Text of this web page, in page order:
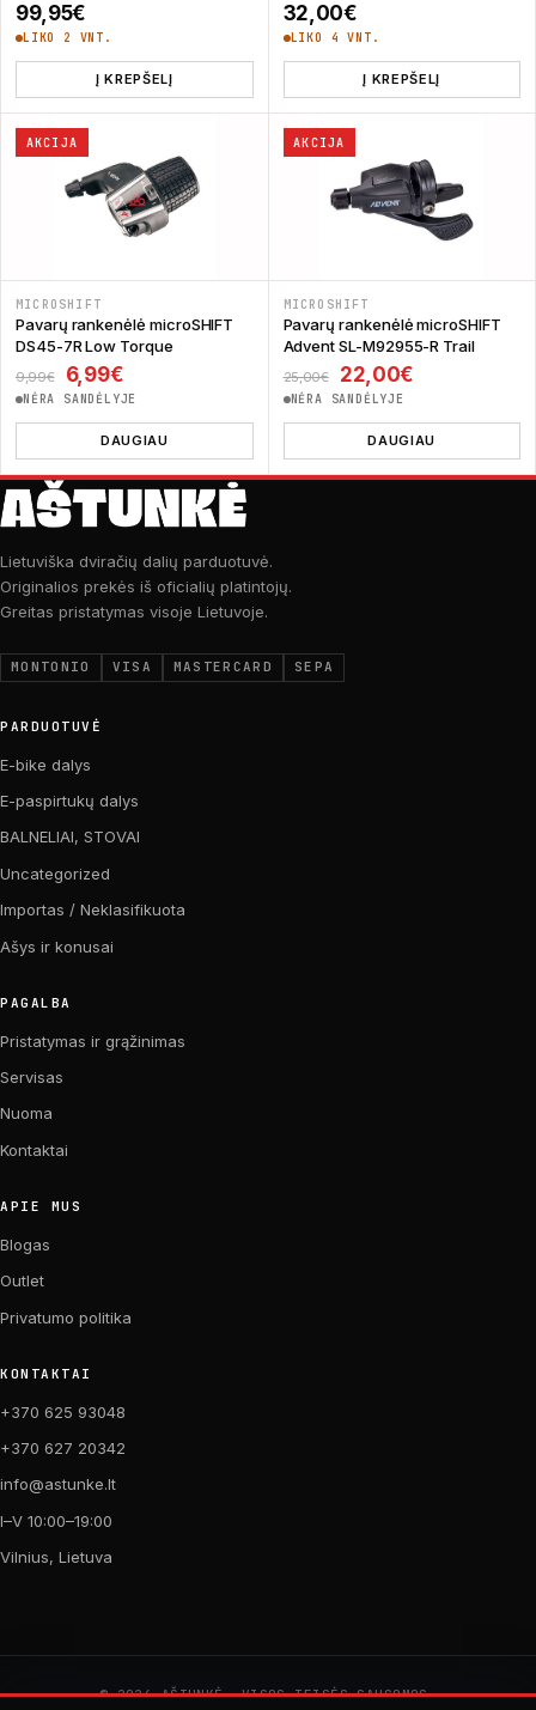
99,95€
LIKO 2 VNT.
Į KREPŠELĮ
32,00€
LIKO 4 VNT.
Į KREPŠELĮ
AKCIJA
MICROSHIFT
Pavarų rankenėlė microSHIFT
DS45-7R Low Torque
9,99€ Original price was: 9,99€.
6,99€Current price is: 6,99€.
NĖRA SANDĖLYJE
DAUGIAU
AKCIJA
MICROSHIFT
Pavarų rankenėlė microSHIFT
Advent SL-M92955-R Trail
25,00€ Original price was:
22,00€
NĖRA SANDĖLYJE
DAUGIAU
Lietuviška dviračių dalių parduotuvė.
Originalios prekės iš oficialių platintojų.
Greitas pristatymas visoje Lietuvoje.
MONTONIO VISA MASTERCARD SEPA
PARDUOTUVĖ
E-bike dalys
E-paspirtukų dalys
BALNELIAI, STOVAI
Uncategorized
Importas / Neklasifikuota
Ašys ir konusai
PAGALBA
Pristatymas ir grąžinimas
Servisas
Nuoma
Kontaktai
APIE MUS
Blogas
Outlet
Privatumo politika
KONTAKTAI
+370 625 93048
+370 627 20342
info@astunke.lt
I–V 10:00–19:00
Vilnius, Lietuva
© 2026 AŠTUNKĖ. VISOS TEISĖS SAUGOMOS.